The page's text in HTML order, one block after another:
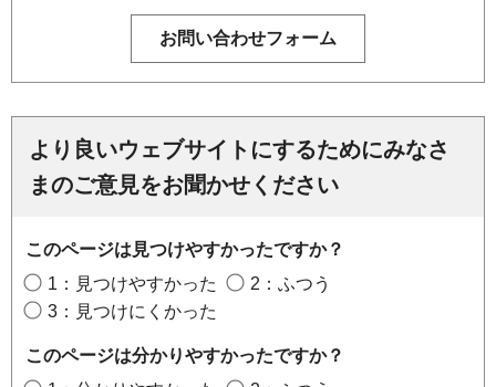
より良いウェブサイトにするためにみなさ
まのご意見をお聞かせください
このページは見つけやすかったですか？
1：見つけやすかった
2：ふつう
3：見つけにくかった
このページは分かりやすかったですか？